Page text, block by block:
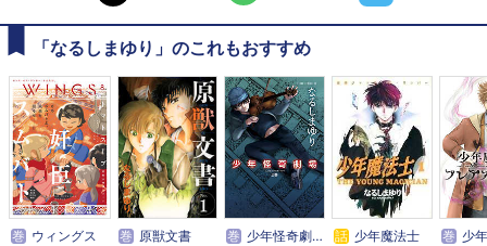
「なるしまゆり」のこれもおすすめ
巻 ウィングス 巻 原獣文書 巻 少年怪奇劇場 話 少年魔法士 巻 少年魔法